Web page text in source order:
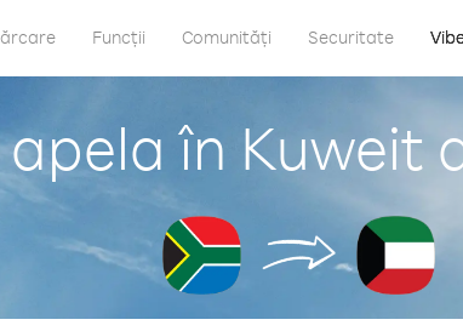
Funcții Comunități Securitate
în Kuweit